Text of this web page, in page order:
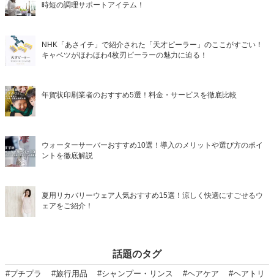
時短の調理サポートアイテム！
NHK「あさイチ」で紹介された「天才ピーラー」のここがすごい！
キャベツがほわほわ4枚刃ピーラーの魅力に迫る！
年賀状印刷業者のおすすめ5選！料金・サービスを徹底比較
ウォーターサーバーおすすめ10選！導入のメリットや選び方のポイ
ントを徹底解説
夏用リカバリーウェア人気おすすめ15選！涼しく快適にすごせるウ
ェアをご紹介！
話題のタグ
#プチプラ #旅行用品 #シャンプー・リンス #ヘアケア
#ヘアトリ